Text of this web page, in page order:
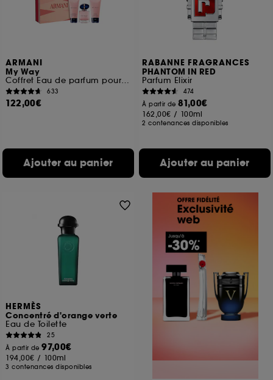
ARMANI
My Way
Coffret Eau de parfum pour femme
633
122,00€
Ajouter au panier
RABANNE FRAGRANCES
PHANTOM IN RED
Parfum Elixir
474
À partir de81,00€
162,00€ / 100ml
2 contenances disponibles
Ajouter au panier
HERMÈS
Concentré d'orange verte
Eau de Toilette
25
À partir de97,00€
194,00€ / 100ml
3 contenances disponibles